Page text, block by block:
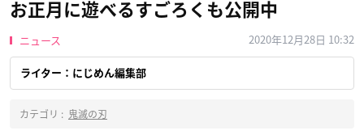
お正月に遊べるすごろくも公開中
ニュース 2020年12月28日 10:32
ライター：にじめん編集部
カテゴリ : 鬼滅の刃